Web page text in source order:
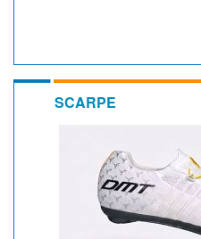
SCARPE